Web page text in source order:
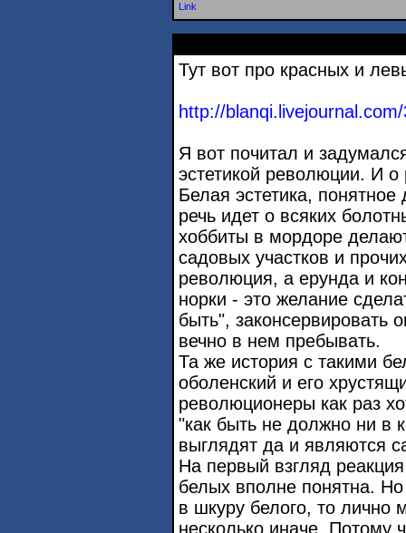
Link
Тут вот про красных и
http://
Я вот почитал и
эстетикой революции. И о
Белая эстетика,
речь идет о всяких
хоббиты в мордоре
садовых участков и
революция, а ерунда и
норки - это желание
быть", законсервировать
вечно в нем пребывать.
Та же история с такими
оболенский и его
революционеры как раз
"как быть не должно ни в
выглядят да и являются
На первый взгляд
белых вполне понятна. Но
в шкуру белого, то лично
несколько иначе. Потому